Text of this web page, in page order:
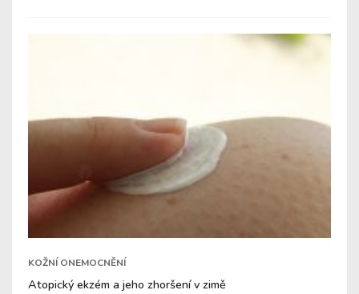
KOŽNÍ ONEMOCNĚNÍ
Atopický ekzém a jeho zhoršení v zimě